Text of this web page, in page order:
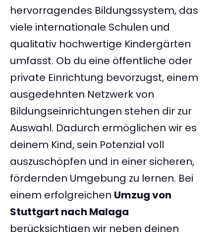
hervorragendes Bildungssystem, das
viele internationale Schulen und
qualitativ hochwertige Kindergärten
umfasst. Ob du eine öffentliche oder
private Einrichtung bevorzugst, einem
ausgedehnten Netzwerk von
Bildungseinrichtungen stehen dir zur
Auswahl. Dadurch ermöglichen wir es
deinem Kind, sein Potenzial voll
auszuschöpfen und in einer sicheren,
fördernden Umgebung zu lernen. Bei
einem erfolgreichen Umzug von
Stuttgart nach Malaga
berücksichtigen wir neben deinen